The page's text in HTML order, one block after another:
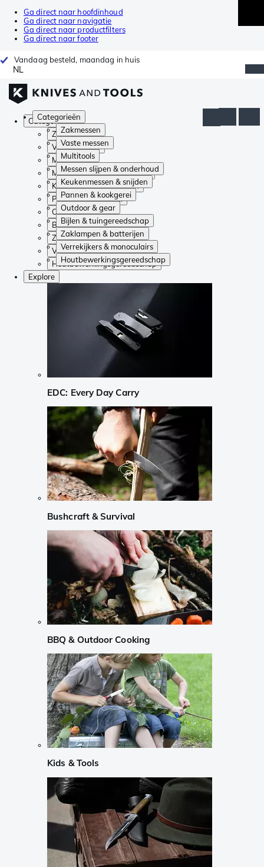
Ga direct naar hoofdinhoud
Ga direct naar navigatie
Ga direct naar productfilters
Ga direct naar footer
Vandaag besteld, maandag in huis
NL
Categorieën
Zakmessen
Vaste messen
Multitools
Messen slijpen & onderhoud
Keukenmessen & snijden
Pannen & kookgerei
Outdoor & gear
Bijlen & tuingereedschap
Zaklampen & batterijen
Verrekijkers & monoculairs
Houtbewerkingsgereedschap
Categorieën
Zakmessen
Vaste messen
Multitools
Messen slijpen & onderhoud
Keukenmessen & snijden
Pannen & kookgerei
Outdoor & gear
Bijlen & tuingereedschap
Zaklampen & batterijen
Verrekijkers & monoculairs
Houtbewerkingsgereedschap
Explore
EDC: Every Day Carry
Bushcraft & Survival
BBQ & Outdoor Cooking
Kids & Tools